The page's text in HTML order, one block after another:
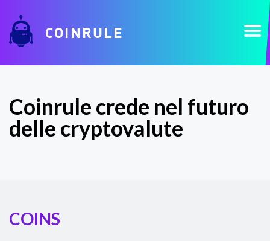
COINRULE
Coinrule crede nel futuro
delle cryptovalute
COINS